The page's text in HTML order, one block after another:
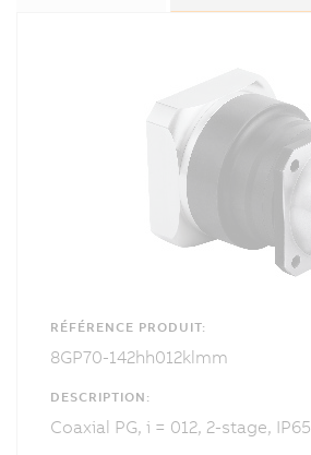
RÉFÉRENCE PRODUIT:
8GP70-142hh012klmm
DESCRIPTION:
Coaxial PG, i = 012, 2-stage, IP65